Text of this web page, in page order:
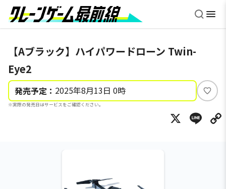
【Aブラック】ハイパワードローン Twin-
Eye2
発売予定： 2025年8月13日 0時
※実際の発売日はサービスをご確認ください。
い
ね
X